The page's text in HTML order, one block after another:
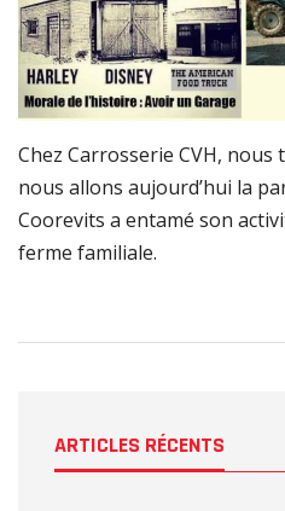
Chez Carrosserie CVH,
nous allons aujourd’hui la
Coorevits a entamé son
ferme familiale.
ARTICLES RÉCENTS